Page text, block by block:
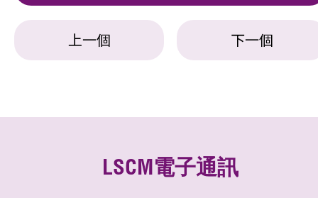
上一個 下一個
LSCM電子通訊